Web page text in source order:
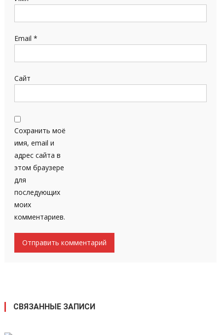
Email *
Сайт
Сохранить моё
имя, email и
адрес сайта в
этом браузере
для
последующих
моих
комментариев.
СВЯЗАННЫЕ ЗАПИСИ